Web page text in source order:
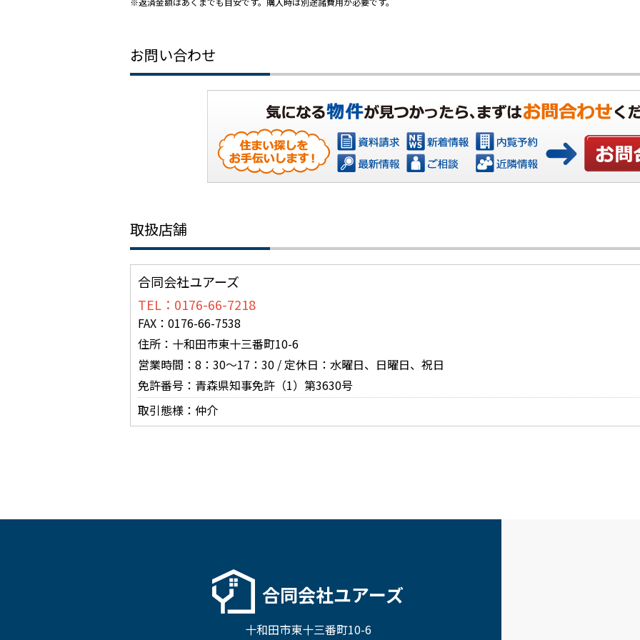
お問い合わせ
お問い合
取扱店舗
合同会社ユアーズ
TEL：0176-66-7218
FAX：0176-66-7538
住所：十和田市東十三番町10-6
営業時間：8：30～17：30 / 定休日：水曜日、日曜日、祝日
免許番号：青森県知事免許（1）第3630号
取引態様：仲介
合同会社ユアーズ
十和田市東十三番町10-6